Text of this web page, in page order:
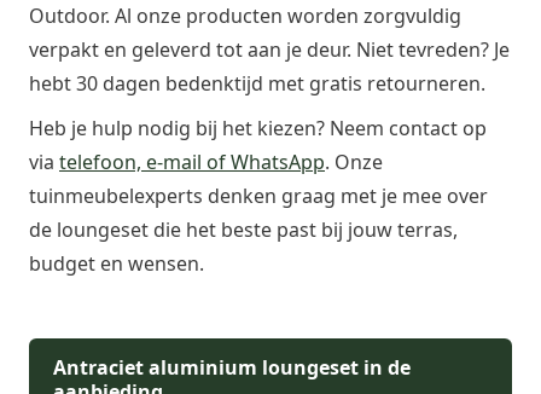
Outdoor. Al onze producten worden zorgvuldig
verpakt en geleverd tot aan je deur. Niet tevreden? Je
hebt 30 dagen bedenktijd met gratis retourneren.
Heb je hulp nodig bij het kiezen? Neem contact op
via telefoon, e-mail of WhatsApp. Onze
tuinmeubelexperts denken graag met je mee over
de loungeset die het beste past bij jouw terras,
budget en wensen.
Antraciet aluminium loungeset in de